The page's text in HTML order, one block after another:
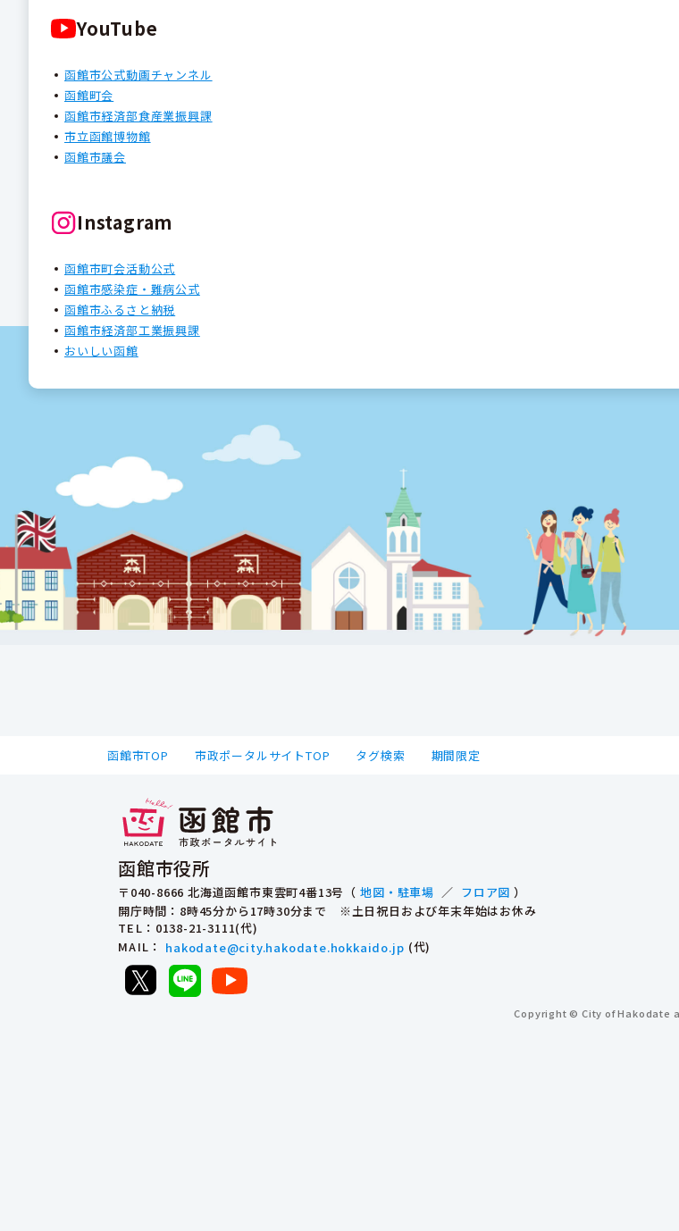
YouTube
函館市公式動画チャンネル
函館町会
函館市経済部食産業振興課
市立函館博物館
函館市議会
Instagram
函館市町会活動公式
函館市感染症・難病公式
函館市ふるさと納税
函館市経済部工業振興課
おいしい函館
函館市TOP 市政ポータルサイトTOP タグ検索 期間限定
函館市役所
〒040-8666 北海道函館市東雲町4番13号（ 地図・駐車場 ／ フロア図 ）
開庁時間：8時45分から17時30分まで ※土日祝日および年末年始はお休み
TEL ：0138-21-3111(代)
MAIL ： hakodate@city.hakodate.hokkaido.jp (代)
Copyright © City of Hakodate